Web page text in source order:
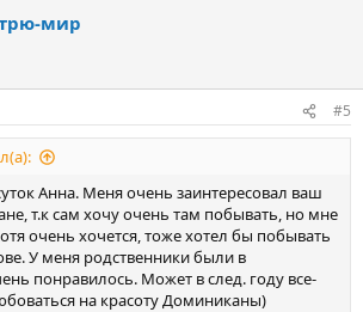
мир
#5
Анна. Меня очень заинтересовал ваш
т.к сам хочу очень там побывать, но мне
очень хочется, тоже хотел бы побывать
У меня родственники были в
понравилось. Может в след. году все-
на красоту Доминиканы)